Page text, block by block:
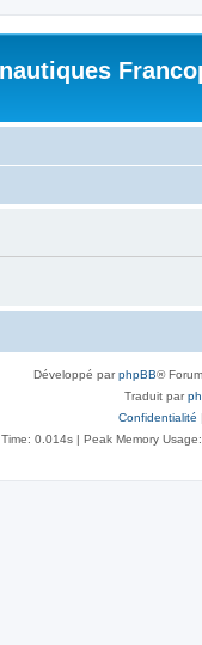
Développé parphpBB®
Traduit par
Confidentialité
Time: 0.014s| Peak Memory